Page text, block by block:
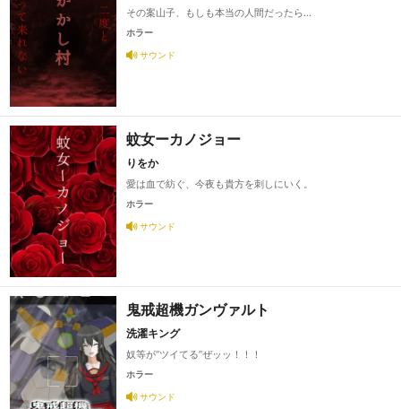
その案山子、もしも本当の人間だったら…
ホラー
サウンド
蚊女ーカノジョー
りをか
愛は血で紡ぐ、今夜も貴方を刺しにいく。
ホラー
サウンド
鬼戒超機ガンヴァルト
洗濯キング
奴等が“ツイてる”ぜッッ！！！
ホラー
サウンド